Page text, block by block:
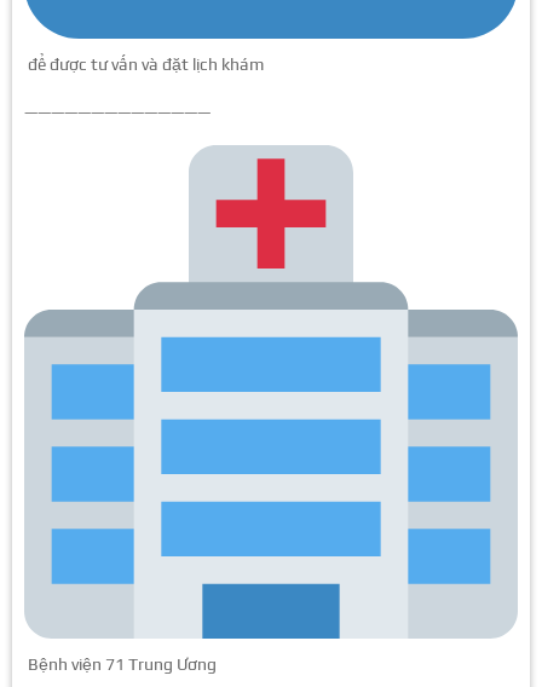
để được tư vấn và đặt lịch khám
——————————————
Bệnh viện 71 Trung Ương